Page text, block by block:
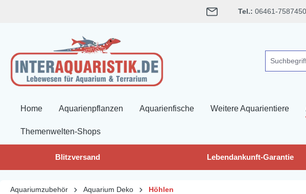
Tel.: 06461-
Home Aquarienpflanzen Aquarienfische Weitere Aquarientiere
Themenwelten-Shops
Blitzversand Lebendankunft-Garantie
Aquariumzubehör Aquarium Deko Höhlen